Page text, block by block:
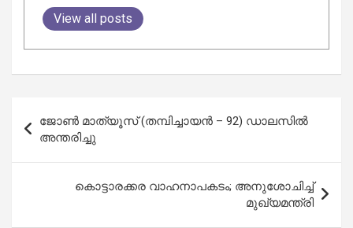
View all posts
navigation
ജോൺ മാത്യൂസ് (തമ്പിച്ചായൻ – 92) ഡാലസിൽ
അന്തരിച്ചു
കൊട്ടാരക്കര വാഹനാപകടം; അനുശോചിച്ച്
മുഖ്യമന്ത്രി